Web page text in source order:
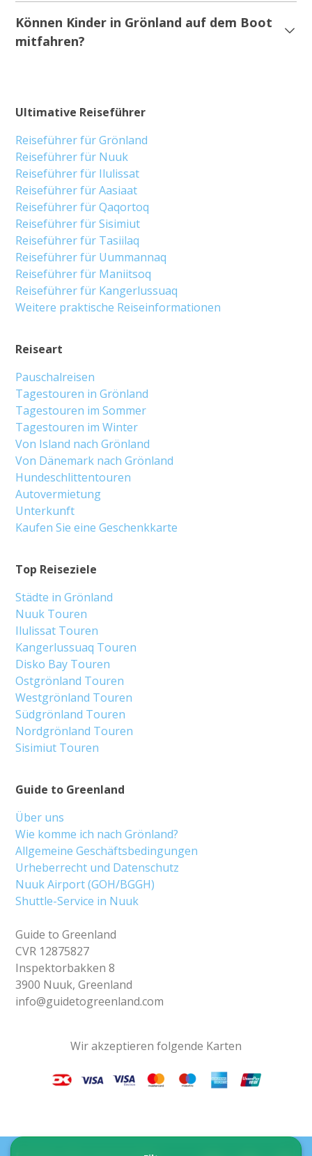
Können Kinder in Grönland auf dem Boot
mitfahren?
Guide to Greenland
Über uns
Wie komme ich nach Grönland?
Allgemeine Geschäftsbedingungen
Urheberrecht und Datenschutz
Nuuk Airport (GOH/BGGH)
Shuttle-Service in Nuuk
Guide to Greenland
CVR 12875827
Inspektorbakken 8
3900 Nuuk, Greenland
info@guidetogreenland.com
Top Reiseziele
Städte in Grönland
Nuuk Touren
Ilulissat Touren
Kangerlussuaq Touren
Disko Bay Touren
Ostgrönland Touren
Westgrönland Touren
Südgrönland Touren
Nordgrönland Touren
Sisimiut Touren
Reiseart
Pauschalreisen
Tagestouren in Grönland
Tagestouren im Sommer
Tagestouren im Winter
Von Island nach Grönland
Von Dänemark nach Grönland
Hundeschlittentouren
Autovermietung
Unterkunft
Kaufen Sie eine Geschenkkarte
Ultimative Reiseführer
Reiseführer für Grönland
Reiseführer für Nuuk
Reiseführer für Ilulissat
Reiseführer für Aasiaat
Reiseführer für Qaqortoq
Reiseführer für Sisimiut
Reiseführer für Tasiilaq
Reiseführer für Uummannaq
Reiseführer für Maniitsoq
Reiseführer für Kangerlussuaq
Weitere praktische Reiseinformationen
Wir akzeptieren folgende Karten